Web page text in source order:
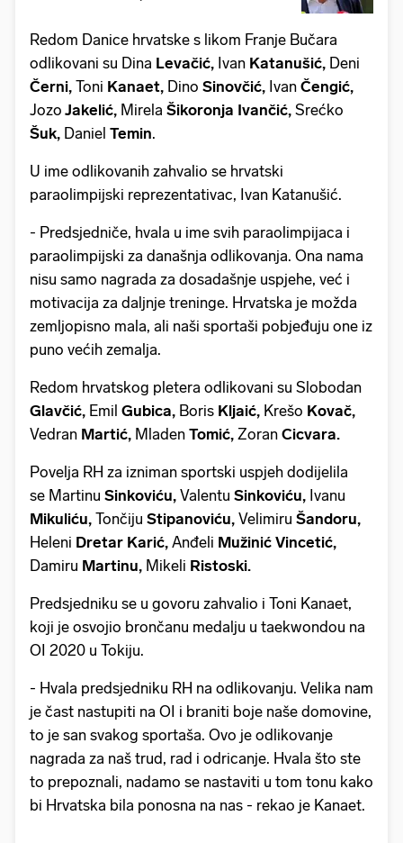
Redom Danice hrvatske s likom Franje Bučara
odlikovani su Dina Levačić, Ivan Katanušić, Deni
Černi, Toni Kanaet, Dino Sinovčić, Ivan Čengić,
Jozo Jakelić, Mirela Šikoronja Ivančić, Srećko
Šuk, Daniel Temin.
U ime odlikovanih zahvalio se hrvatski
paraolimpijski reprezentativac, Ivan Katanušić.
- Predsjedniče, hvala u ime svih paraolimpijaca i
paraolimpijski za današnja odlikovanja. Ona nama
nisu samo nagrada za dosadašnje uspjehe, već i
motivacija za daljnje treninge. Hrvatska je možda
zemljopisno mala, ali naši sportaši pobjeđuju one iz
puno većih zemalja.
Redom hrvatskog pletera odlikovani su Slobodan
Glavčić, Emil Gubica, Boris Kljaić, Krešo Kovač,
Vedran Martić, Mladen Tomić, Zoran Cicvara.
Povelja RH za izniman sportski uspjeh dodijelila
se Martinu Sinkoviću, Valentu Sinkoviću, Ivanu
Mikuliću, Tončiju Stipanoviću, Velimiru Šandoru,
Heleni Dretar Karić, Anđeli Mužinić Vincetić,
Damiru Martinu, Mikeli Ristoski.
Predsjedniku se u govoru zahvalio i Toni Kanaet,
koji je osvojio brončanu medalju u taekwondou na
OI 2020 u Tokiju.
- Hvala predsjedniku RH na odlikovanju. Velika nam
je čast nastupiti na OI i braniti boje naše domovine,
to je san svakog sportaša. Ovo je odlikovanje
nagrada za naš trud, rad i odricanje. Hvala što ste
to prepoznali, nadamo se nastaviti u tom tonu kako
bi Hrvatska bila ponosna na nas - rekao je Kanaet.